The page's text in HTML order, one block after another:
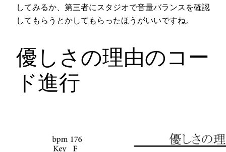
してみるか、第三者にスタジオで音量バランスを確認
してもらうとかしてもらったほうがいいですね。
優しさの理由のコー
ド進行